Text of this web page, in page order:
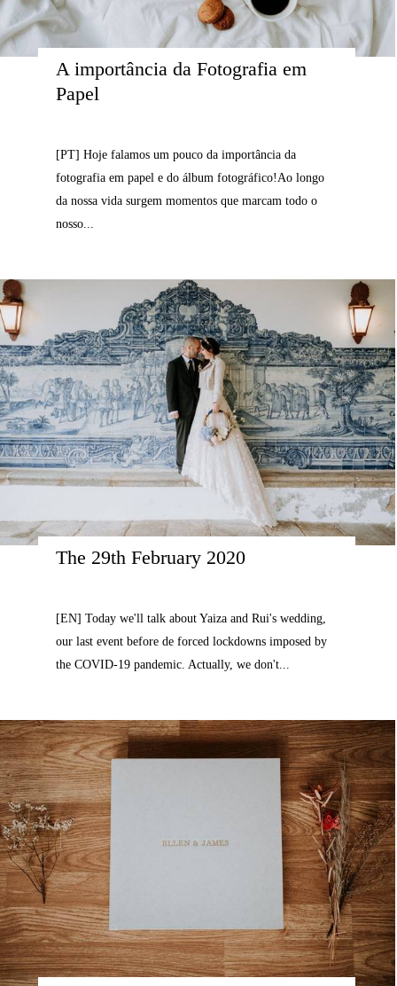
A importância da Fotografia em
Papel
[PT] Hoje falamos um pouco da importância da
fotografia em papel e do álbum fotográfico!Ao longo
da nossa vida surgem momentos que marcam todo o
nosso...
The 29th February 2020
[EN] Today we'll talk about Yaiza and Rui's wedding,
our last event before de forced lockdowns imposed by
the COVID-19 pandemic. Actually, we don't...